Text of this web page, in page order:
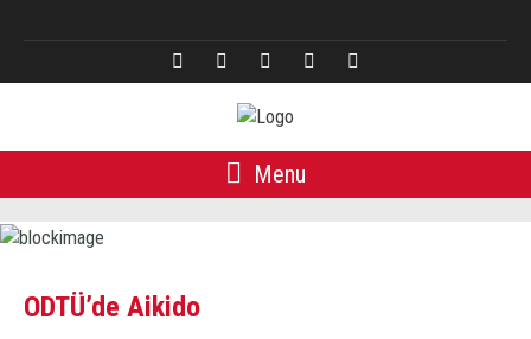
Menu
ODTÜ’de Aikido